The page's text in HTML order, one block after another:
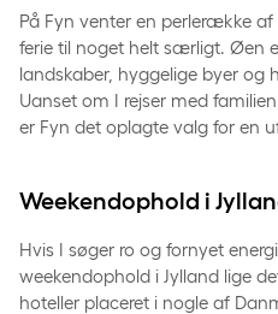
På Fyn venter en perlerække af
ferie til noget helt særligt. Øen
landskaber, hyggelige byer og
Uanset om I rejser med
er Fyn det oplagte valg for en
Weekendophold i
Hvis I søger ro og fornyet
weekendophold i Jylland lige
hoteller placeret i nogle af